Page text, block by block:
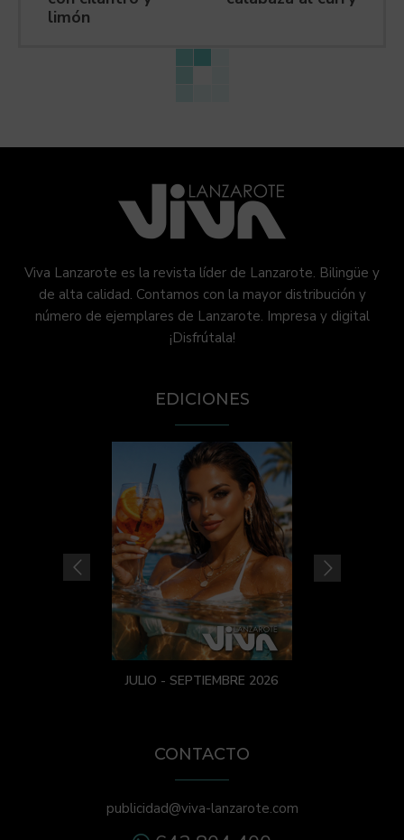
limón
Viva Lanzarote es la revista líder de Lanzarote. Bilingüe y
de alta calidad. Contamos con la mayor distribución y
número de ejemplares de Lanzarote. Impresa y digital
¡Disfrútala!
EDICIONES
JULIO - SEPTIEMBRE 2026
CONTACTO
publicidad@viva-lanzarote.com